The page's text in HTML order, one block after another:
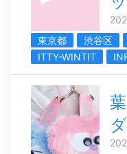
東京都
渋谷区
ITTY-WINTIT